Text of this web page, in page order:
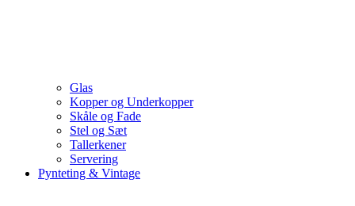
Glas
Kopper og Underkopper
Skåle og Fade
Stel og Sæt
Tallerkener
Servering
Pynteting & Vintage